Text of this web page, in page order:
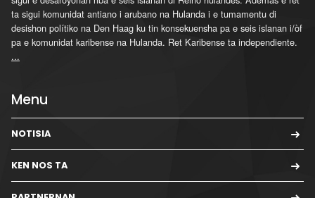
ta sigui komunidat antiano i arubano na Hulanda i e tumamentu di
desishon polítiko na Den Haag ku tin konsekuensha pa e seis islanan i/òf
pa e komunidat karibense na Hulanda. Ret Karibense ta independiente.
...
Menu
NOTISIA
KEN NOS TA